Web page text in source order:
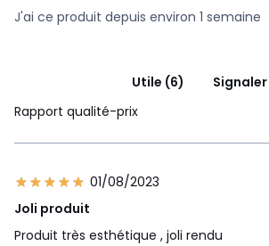
J'ai ce produit depuis environ 1 semaine
Utile (6)
Signaler
Rapport qualité-prix
01/08/2023
Joli produit
Produit très esthétique , joli rendu